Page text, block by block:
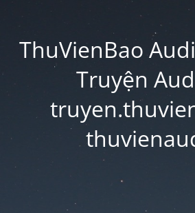
ThuVienBao
Truyện